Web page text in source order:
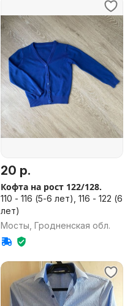
20 р.
Кофта на рост 122/128.
110 - 116 (5-6 лет), 116 - 122 (6
лет)
Мосты, Гродненская обл.